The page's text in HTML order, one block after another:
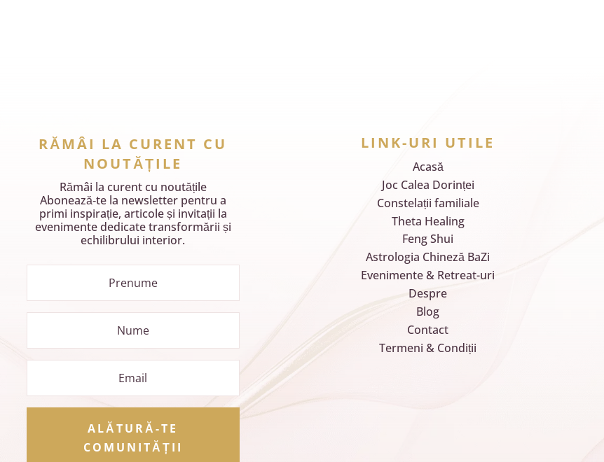
RĂMÂI LA CURENT CU
NOUTĂȚILE
Rămâi la curent cu noutățile
Abonează‑te la newsletter pentru a
primi inspirație, articole și invitații la
evenimente dedicate transformării și
echilibrului interior.
ALĂTURĂ-TE
COMUNITĂȚII
LINK-URI UTILE
Acasă
Joc Calea Dorinței
Constelații familiale
Theta Healing
Feng Shui
Astrologia Chineză BaZi
Evenimente & Retreat-uri
Despre
Blog
Contact
Termeni & Condiții